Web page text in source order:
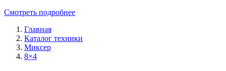
Смотреть подробнее
Главная
Каталог техники
Миксер
8×4